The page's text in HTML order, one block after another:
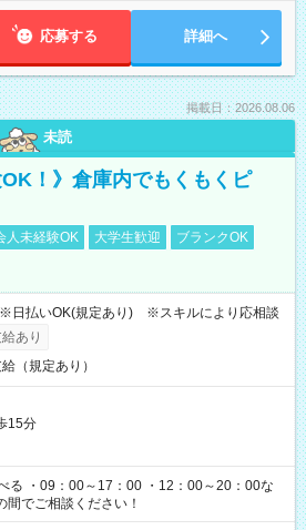
応募する 詳細へ
掲載日：2026.08.06
未読
OK！》倉庫内でもくもくピ
人未経験OK 大学生歓迎
ブランクOK
払いOK(規定あり) ※スキルにより応相談
あり
（規定あり）
15分
る ・09：00～17：00 ・12：00～20：00な
間でご相談ください！